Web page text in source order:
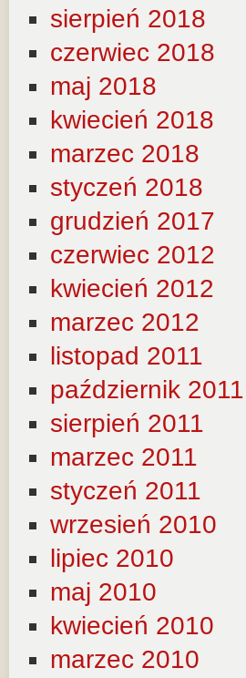
sierpień 2018
czerwiec 2018
maj 2018
kwiecień 2018
marzec 2018
styczeń 2018
grudzień 2017
czerwiec 2012
kwiecień 2012
marzec 2012
listopad 2011
październik 2011
sierpień 2011
marzec 2011
styczeń 2011
wrzesień 2010
lipiec 2010
maj 2010
kwiecień 2010
marzec 2010